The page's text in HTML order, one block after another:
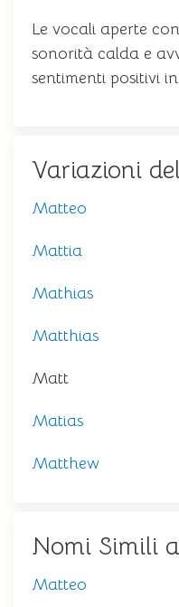
Le vocali aperte
sonorità calda e
sentimenti positivi
Variazioni
Matteo
Mattia
Mathias
Matthias
Matt
Matias
Matthew
Nomi Simili
Matteo